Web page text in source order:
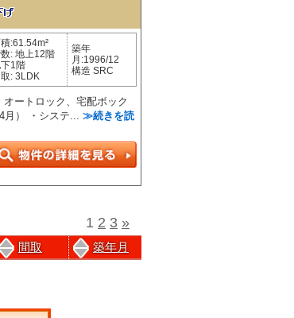
:61.54m²
: 地上12階
1階
: 3LDK
築年
月:1996/12
構造 SRC
ートロック、宅配ボック
月） ・システ... ≫続きを読
間取 築年月
1 2 3 »
前のページにもどる